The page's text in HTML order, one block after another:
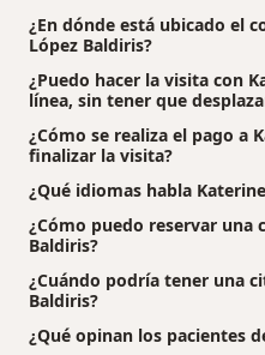
¿En dónde está ubicado el
López Baldiris?
¿Puedo hacer la visita con
línea, sin tener que
¿Cómo se realiza el pago a
finalizar la visita?
¿Qué idiomas habla
¿Cómo puedo reservar una
Baldiris?
¿Cuándo podría tener una
Baldiris?
¿Qué opinan los pacientes